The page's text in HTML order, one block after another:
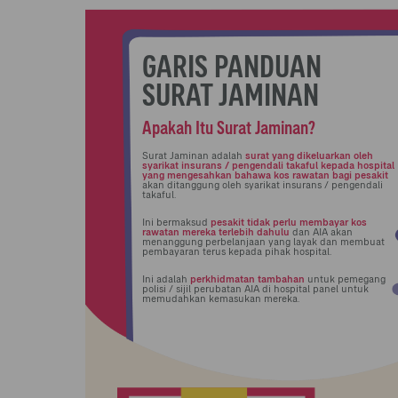
GARIS PANDUAN
SURAT JAMINAN
Apakah Itu Surat Jaminan?
Surat Jaminan adalah surat yang dikeluarkan oleh
syarikat insurans / pengendali takaful kepada hospital
yang mengesahkan bahawa kos rawatan bagi pesakit
akan ditanggung oleh syarikat insurans / pengendali
takaful.
Ini bermaksud pesakit tidak perlu membayar kos
rawatan mereka terlebih dahulu dan AIA akan
menanggung perbelanjaan yang layak dan membuat
pembayaran terus kepada pihak hospital.
Ini adalah perkhidmatan tambahan untuk pemegang
polisi / sijil perubatan AIA di hospital panel untuk
memudahkan kemasukan mereka.